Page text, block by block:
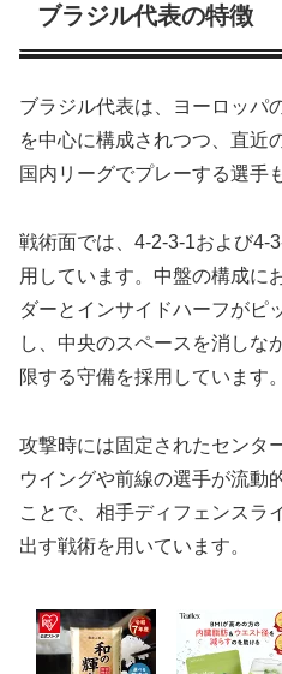
ブラジル代表の特徴
ブラジル代表は、ヨーロッパ
を中心に構成されつつ、直近
国内リーグでプレーする選手
戦術面では、4-2-3-1および4-
用しています。中盤の構成に
ダーとインサイドハーフがピ
し、中央のスペースを消しな
限する守備を採用しています。
攻撃時には固定されたセンタ
ウイングや前線の選手が流動
ことで、相手ディフェンスラ
出す戦術を用いています。